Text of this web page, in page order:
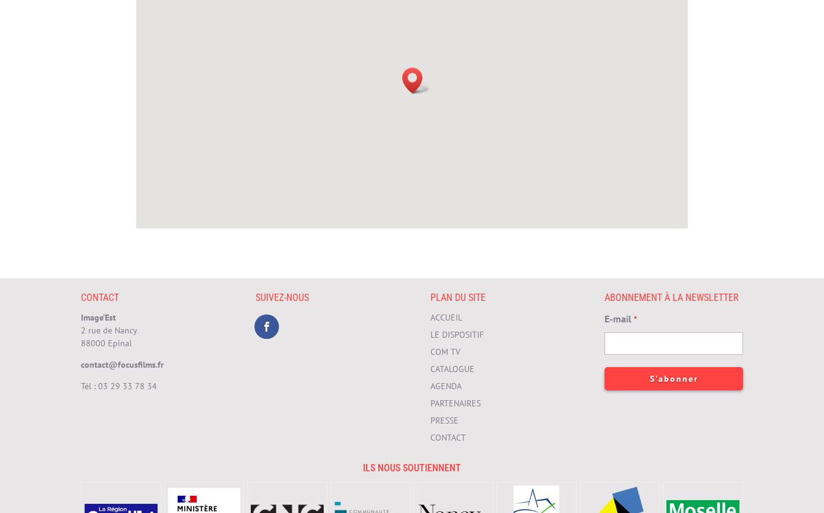
CONTACT
Image’Est
2 rue de Nancy
88000 Epinal
contact@focusfilms.fr
Tél : 03 29 33 78 34
SUIVEZ-NOUS PLAN DU SITE
ACCUEIL
LE DISPOSITIF
COM TV
CATALOGUE
AGENDA
PARTENAIRES
PRESSE
CONTACT
ABONNEMENT À LA NEWSLETTER
E-mail *
ILS NOUS SOUTIENNENT